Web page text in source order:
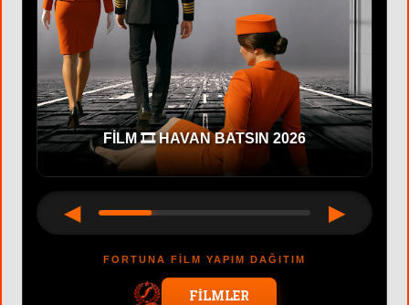
CAST 🎬 OYUNCU BAŞVURU
◀ ▶
FORTUNA FİLM YAPIM DAĞITIM
FİLMLER